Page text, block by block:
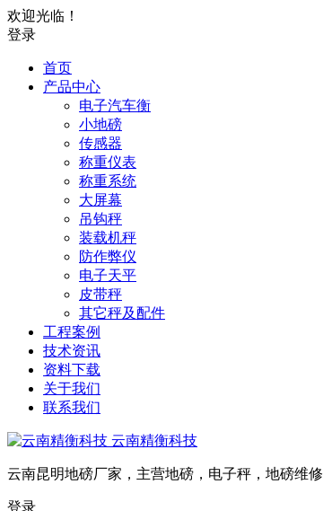
欢迎光临！
登录
首页
产品中心
电子汽车衡
小地磅
传感器
称重仪表
称重系统
大屏幕
吊钩秤
装载机秤
防作弊仪
电子天平
皮带秤
其它秤及配件
工程案例
技术资讯
资料下载
关于我们
联系我们
云南精衡科技
云南昆明地磅厂家，主营地磅，电子秤，地磅维修
登录